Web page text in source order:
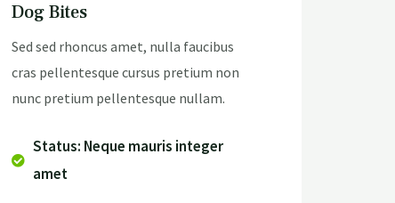
Dog Bites
Sed sed rhoncus amet, nulla faucibus
cras pellentesque cursus pretium non
nunc pretium pellentesque nullam.
Status: Neque mauris integer
amet